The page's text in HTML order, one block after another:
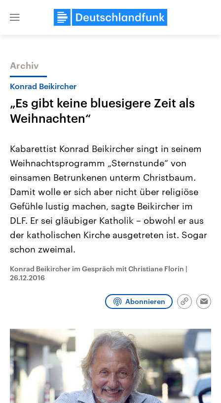
Close
Themen
Landtagswahl Sachsen-Anhalt
2026
Alle Informationen
Sachsen-Anhalt wählt am 6.
September 2026 einen neuen
Landtag. Seit 2021 wird das
Bundesland von einer Koalition aus
CDU, SPD und FDP regiert.-
Umfragen, Prognosen,
Wahlprogramme, aktuelle Berichte
und Hintergründe zu den Parteien
Wahl.
USA
Aktuelle Beiträge,
Hintergründe
Wirtschaftlich und
gehören die Vereinigten
den mächtigsten Ländern
mit großem Einfluss auf
Sendungen Programm
Audio-Archiv
Archiv
Konrad Beikircher
„Es gibt keine bluesigere Zeit als
Weihnachten“
Kabarettist Konrad Beikircher singt in seinem
Weihnachtsprogramm „Sternstunde“ von
einsamen Betrunkenen unterm Christbaum.
Damit wolle er sich aber nicht über religiöse
Gefühle lustig machen, sagte Beikircher im
DLF. Er sei gläubiger Katholik – obwohl er aus
der katholischen Kirche ausgetreten ist. Sogar
schon zweimal.
Konrad Beikircher im Gespräch mit Christiane Florin |
26.12.2016
Abonnieren
Link